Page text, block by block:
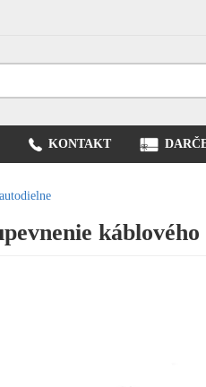
KONTAKT